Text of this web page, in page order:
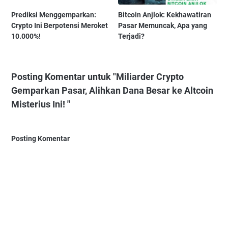
Prediksi Menggemparkan:
Crypto Ini Berpotensi Meroket
10.000%!
Bitcoin Anjlok: Kekhawatiran
Pasar Memuncak, Apa yang
Terjadi?
Posting Komentar untuk "Miliarder Crypto
Gemparkan Pasar, Alihkan Dana Besar ke Altcoin
Misterius Ini! "
Posting Komentar